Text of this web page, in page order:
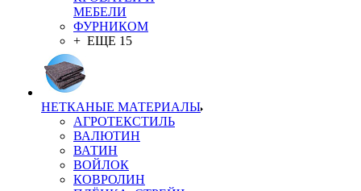
МЕБЕЛИ
ФУРНИКОМ
+ ЕЩЕ 15
НЕТКАНЫЕ МАТЕРИАЛЫ
АГРОТЕКСТИЛЬ
ВАЛЮТИН
ВАТИН
ВОЙЛОК
КОВРОЛИН